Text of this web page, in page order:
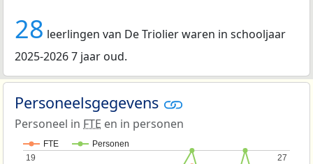
28 leerlingen van De Triolier waren in schooljaar
2025-2026 7 jaar oud.
Personeelsgegevens
Personeel in FTE en in personen
FTE Personen
19
19 27
27